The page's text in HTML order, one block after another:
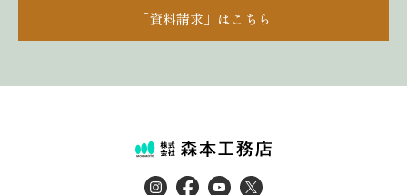
「資料請求」はこちら